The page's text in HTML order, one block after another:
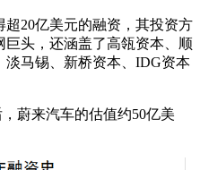
20亿美元的融资，其投资方
头，还涵盖了高瓴资本、顺
淡马锡、新桥资本、IDG资本
蔚来汽车的估值约50亿美